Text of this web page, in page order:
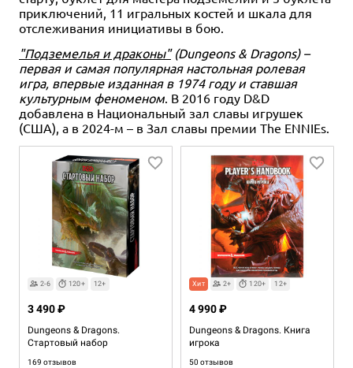
приключений, 11 игральных костей и шкала для
отслеживания инициативы в бою.
"Подземелья и драконы"(Dungeons & Dragons) –
первая и самая популярная настольная ролевая
игра, впервые изданная в 1974 году и ставшая
культурным феноменом . В 2016 году D&D
добавлена в Национальный зал славы игрушек
(США), а в 2024-м – в Зал славы премии The ENNIEs.
2-6 120+ 12+
Dungeons & Dragons.
Стартовый набор
169 отзывов
3 490 ₽
Хит 2+ 120+ 12+
Dungeons & Dragons. Книга
игрока
50 отзывов
4 990 ₽